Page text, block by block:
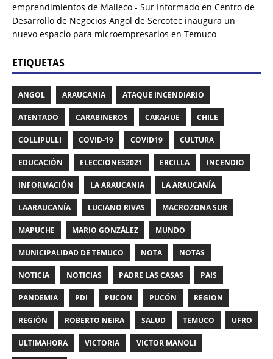
emprendimientos de Malleco - Sur Informado en Centro de
Desarrollo de Negocios Angol de Sercotec inaugura un
nuevo espacio para microempresarios en Temuco
ETIQUETAS
ANGOL ARAUCANIA ATAQUE INCENDIARIO
ATENTADO CARABINEROS CARAHUE CHILE
COLLIPULLI COVID-19 COVID19 CULTURA
EDUCACIÓN ELECCIONES2021 ERCILLA INCENDIO
INFORMACIÓN LA ARAUCANIA LA ARAUCANÍA
LAARAUCANÍA LUCIANO RIVAS MACROZONA SUR
MAPUCHE MARIO GONZÁLEZ MUNDO
MUNICIPALIDAD DE TEMUCO NOTA NOTAS
NOTICIA NOTICIAS PADRE LAS CASAS PAIS
PANDEMIA PDI PUCON PUCÓN REGION
REGIÓN ROBERTO NEIRA SALUD TEMUCO UFRO
ULTIMAHORA VICTORIA VICTOR MANOLI